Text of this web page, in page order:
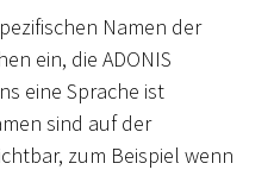
Namen der
ein, die ADONIS
eine Sprache ist
sind auf der
zum Beispiel wenn